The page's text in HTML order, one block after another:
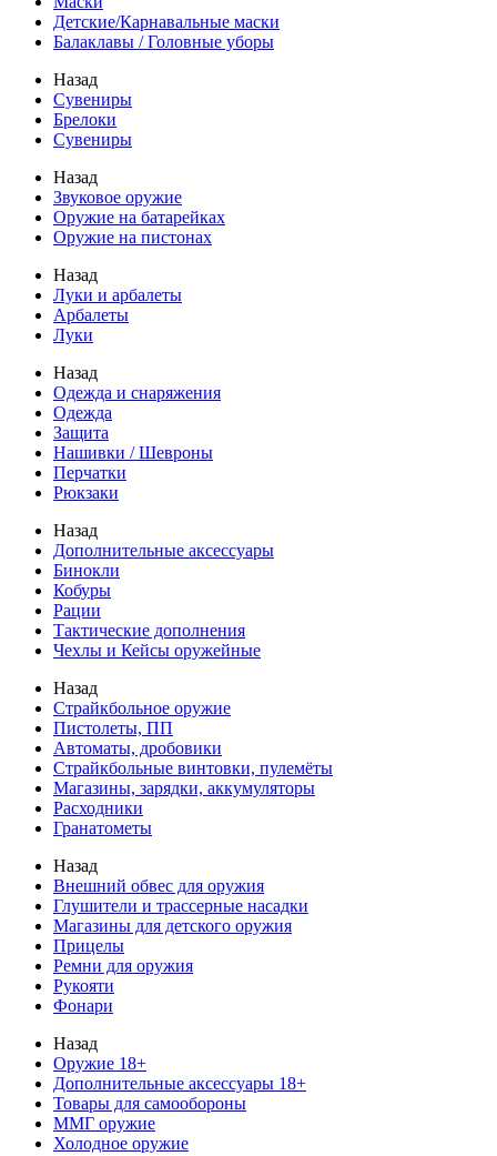
Детские/Карнавальные маски
Балаклавы / Головные уборы
Назад
Сувениры
Брелоки
Сувениры
Назад
Звуковое оружие
Оружие на батарейках
Оружие на пистонах
Назад
Луки и арбалеты
Арбалеты
Луки
Назад
Одежда и снаряжения
Одежда
Защита
Нашивки / Шевроны
Перчатки
Рюкзаки
Назад
Дополнительные аксессуары
Бинокли
Кобуры
Рации
Тактические дополнения
Чехлы и Кейсы оружейные
Назад
Страйкбольное оружие
Пистолеты, ПП
Автоматы, дробовики
Страйкбольные винтовки, пулемёты
Магазины, зарядки, аккумуляторы
Расходники
Гранатометы
Назад
Внешний обвес для оружия
Глушители и трассерные насадки
Магазины для детского оружия
Прицелы
Ремни для оружия
Рукояти
Фонари
Назад
Оружие 18+
Дополнительные аксессуары 18+
Товары для самообороны
ММГ оружие
Холодное оружие